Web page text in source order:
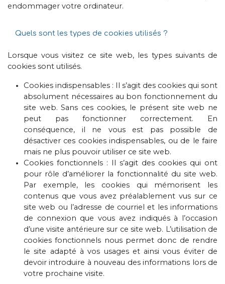
endommager votre ordinateur.
Quels sont les types de cookies utilisés ?
Lorsque vous visitez ce site web, les types suivants de
cookies sont utilisés.
Cookies indispensables : Il s’agit des cookies qui sont
absolument nécessaires au bon fonctionnement du
site web. Sans ces cookies, le présent site web ne
peut pas fonctionner correctement. En
conséquence, il ne vous est pas possible de
désactiver ces cookies indispensables, ou de le faire
mais ne plus pouvoir utiliser ce site web.
Cookies fonctionnels : Il s’agit des cookies qui ont
pour rôle d’améliorer la fonctionnalité du site web.
Par exemple, les cookies qui mémorisent les
contenus que vous avez préalablement vus sur ce
site web ou l’adresse de courriel et les informations
de connexion que vous avez indiqués à l’occasion
d’une visite antérieure sur ce site web. L’utilisation de
cookies fonctionnels nous permet donc de rendre
le site adapté à vos usages et ainsi vous éviter de
devoir introduire à nouveau des informations lors de
votre prochaine visite.